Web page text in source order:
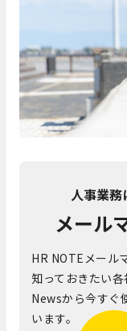
人事業務
メール
HR NOTEメール
知っておきたい
Newsから今すぐ
います。